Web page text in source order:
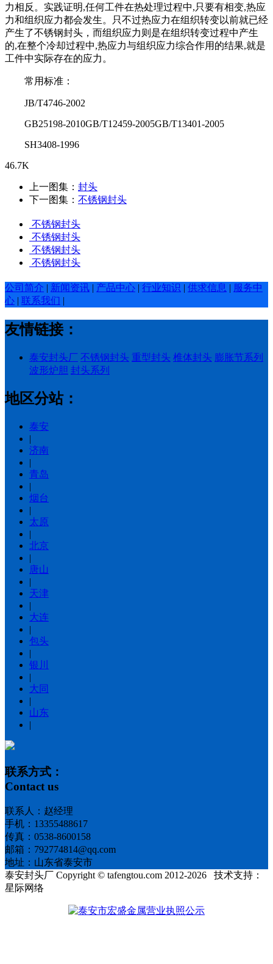
力相反。实践证明,任何工件在热处理过程中,只要有相变,热应
力和组织应力都会发生。只不过热应力在组织转变以前就已经
产生了不锈钢封头，而组织应力则是在组织转变过程中产生
的,在整个冷却过程中,热应力与组织应力综合作用的结果,就是
工件中实际存在的应力。
常用标准：
JB/T4746-2002
GB25198-2010GB/T12459-2005GB/T13401-2005
SH3408-1996
46.7K
上一图集： 封头
下一图集： 不锈钢封头
不锈钢封头
不锈钢封头
不锈钢封头
不锈钢封头
公司简介 | 新闻资讯 | 产品中心 | 行业知识 | 供求信息 | 服务中
心 | 联系我们 |
友情链接：
泰安封头厂 不锈钢封头 重型封头 椎体封头 膨胀节系列
波形炉胆 封头系列
地区分站：
泰安
|
济南
|
青岛
|
烟台
|
太原
|
北京
|
唐山
|
天津
|
大连
|
包头
|
银川
|
大同
|
山东
|
联系方式：
Contact us
联系人：赵经理
手机：13355488617
传真：0538-8600158
邮箱：792774814@qq.com
地址：山东省泰安市
泰安封头厂 Copyright © tafengtou.com 2012-2026 技术支持：
星际网络